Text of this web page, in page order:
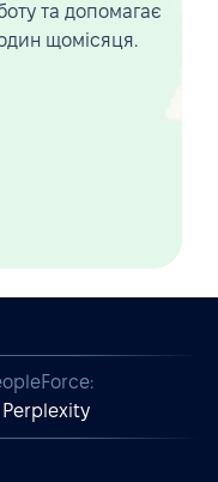
та допомагає
щомісяця.
Perplexity